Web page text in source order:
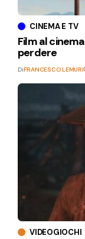
CINEMA E TV
Film al
perdere
DiFRANCESCO LEMURI
VIDEOGIOCHI